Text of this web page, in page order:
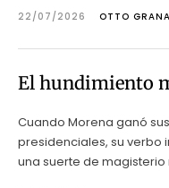
22/07/2026 OTTO
El hundimiento
Cuando Morena ganó
presidenciales, su
una suerte de